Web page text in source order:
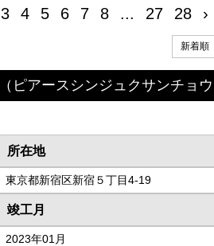
3 4 5 6 7 8 ... 27 28 ›
（ピアースシンジュクサンチョ
所在地
東京都新宿区新宿５丁目4-19
竣工月
2023年01月